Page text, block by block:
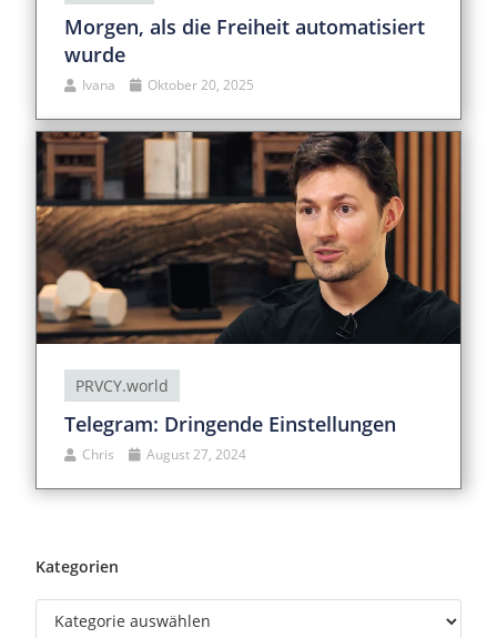
Morgen, als die Freiheit automatisiert
wurde
Ivana Oktober 20, 2025
PRVCY.world
Telegram: Dringende Einstellungen
Chris August 27, 2024
Kategorien